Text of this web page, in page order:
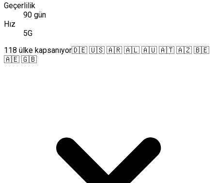
Geçerlilik
90 gün
Hız
5G
118 ülke kapsanıyor🇩🇪 🇺🇸 🇦🇷 🇦🇱 🇦🇺 🇦🇹 🇦🇿 🇧🇪
🇦🇪 🇬🇧